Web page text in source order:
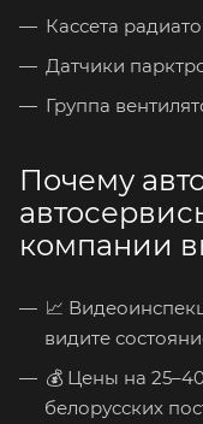
Кассета
Датчики
Группа
Почему
компании
📈
видите
💰 Цены на
белорусских